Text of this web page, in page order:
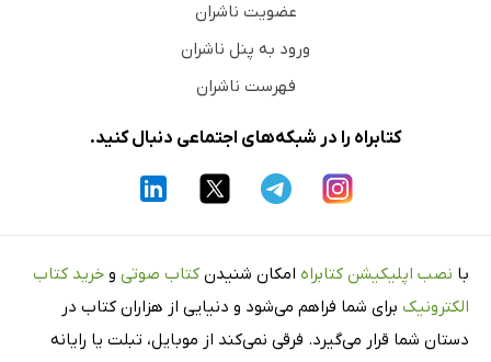
عضویت ناشران
ورود به پنل ناشران
فهرست ناشران
کتابراه را در شبکه‌های اجتماعی دنبال کنید.
با نصب اپلیکیشن کتابراه امکان شنیدن کتاب صوتی و خرید کتاب
الکترونیک برای شما فراهم می‌شود و دنیایی از هزاران کتاب در
دستان شما قرار می‌گیرد. فرقی نمی‌کند از موبایل، تبلت یا رایانه